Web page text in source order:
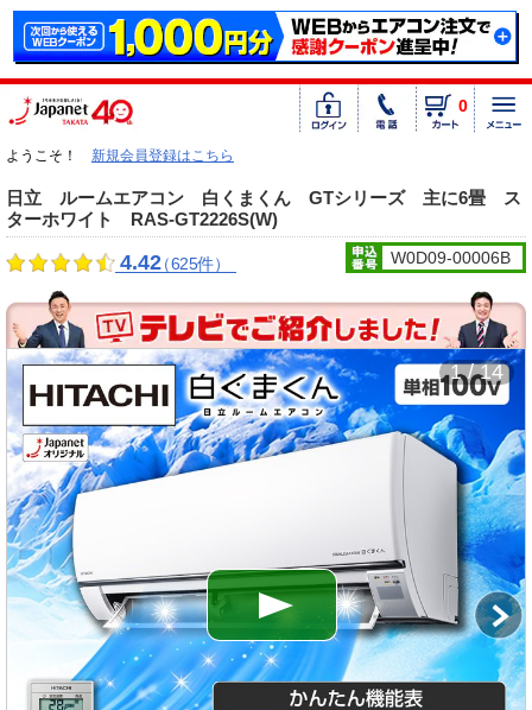
0
ようこそ！ 新規会員登録はこちら
日立 ルームエアコン 白くまくん GTシリーズ 主に6畳 ス
ターホワイト RAS-GT2226S(W)
4.42（625件） W0D09-00006B
1 / 14